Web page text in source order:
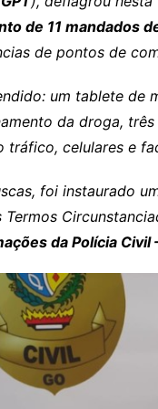
Nova Glória
Nova Iguaçu de Goiás
Rianápolis
Rubiataba
São Luiz do Norte
Senador Canedo
Uirapuru
Uruaçu
de 11 mandados
de pontos de
um tablete de
da droga,
tráfico, celulares e
foi instaurado
da Polícia Civil